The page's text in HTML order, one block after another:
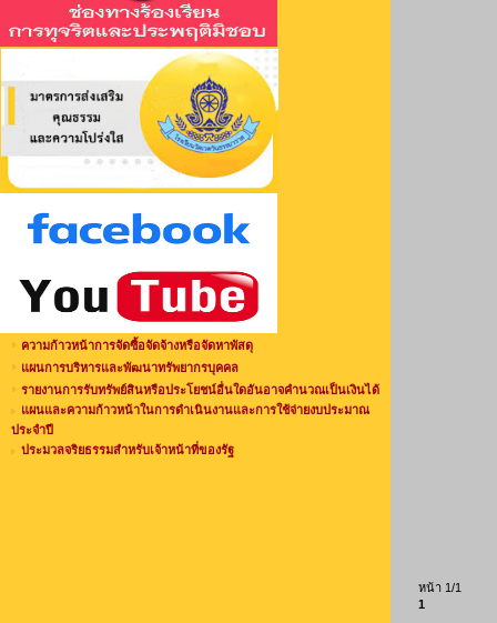
ความก้าวหน้าการจัดซื้อจัดจ้างหรือจัดหาพัสดุ
แผนการบริหารและพัฒนาทรัพยากรบุคคล
รายงานการรับทรัพย์สินหรือประโยชน์อื่นใดอันอาจคำนวณเป็นเงินได้
แผนและความก้าวหน้าในการดำเนินงานและการใช้จ่ายงบประมาณ
ประจำปี
ประมวลจริยธรรมสำหรับเจ้าหน้าที่ของรัฐ
หน้า 1/1
1